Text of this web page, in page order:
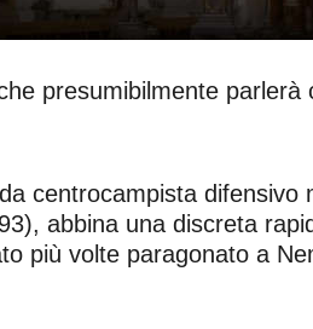
presumibilmente
centrocampista
abbina una discreta
più volte paragonato a